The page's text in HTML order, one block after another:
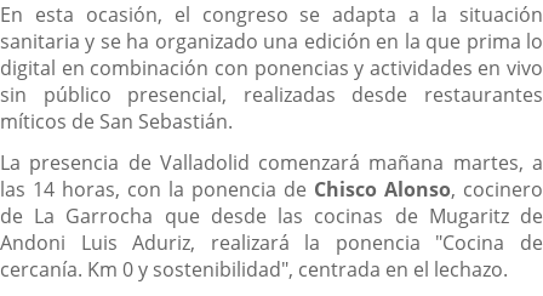
En esta ocasión, el congreso se adapta a la situación
sanitaria y se ha organizado una edición en la que prima lo
digital en combinación con ponencias y actividades en vivo
sin público presencial, realizadas desde restaurantes
míticos de San Sebastián.
La presencia de Valladolid comenzará mañana martes, a
las 14 horas, con la ponencia de Chisco Alonso, cocinero
de La Garrocha que desde las cocinas de Mugaritz de
Andoni Luis Aduriz, realizará la ponencia "Cocina de
cercanía. Km 0 y sostenibilidad", centrada en el lechazo.